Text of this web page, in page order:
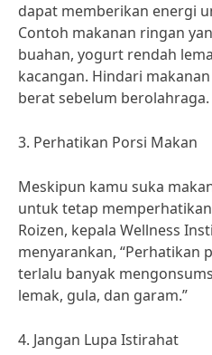
dapat memberikan energi
Contoh makanan ringan
buahan, yogurt rendah
kacangan. Hindari
berat sebelum berolahraga.
3. Perhatikan Porsi Makan
Meskipun kamu suka
untuk tetap
Roizen, kepala Wellness
menyarankan, “Perhatikan
terlalu banyak
lemak, gula, dan garam.”
4. Jangan Lupa Istirahat